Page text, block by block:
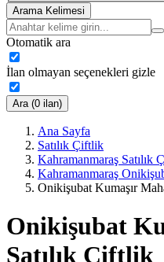
Arama Kelimesi
Otomatik ara
İlan olmayan seçenekleri gizle
Ara (0 ilan)
Ana Sayfa
Satılık Çiftlik
Kahramanmaraş Satılık
Kahramanmaraş
Onikişubat Kumaşır
Onikişubat
Satılık Çiftlik